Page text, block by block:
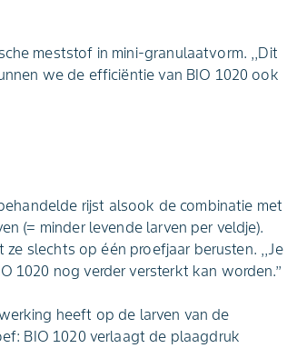
meststof in mini-granulaatvorm. ,,Dit
we de efficiëntie van BIO 1020 ook
rijst alsook de combinatie met
(= minder levende larven per veldje).
slechts op één proefjaar berusten. ,,Je
nog verder versterkt kan worden.’’
heeft op de larven van de
BIO 1020 verlaagt de plaagdruk